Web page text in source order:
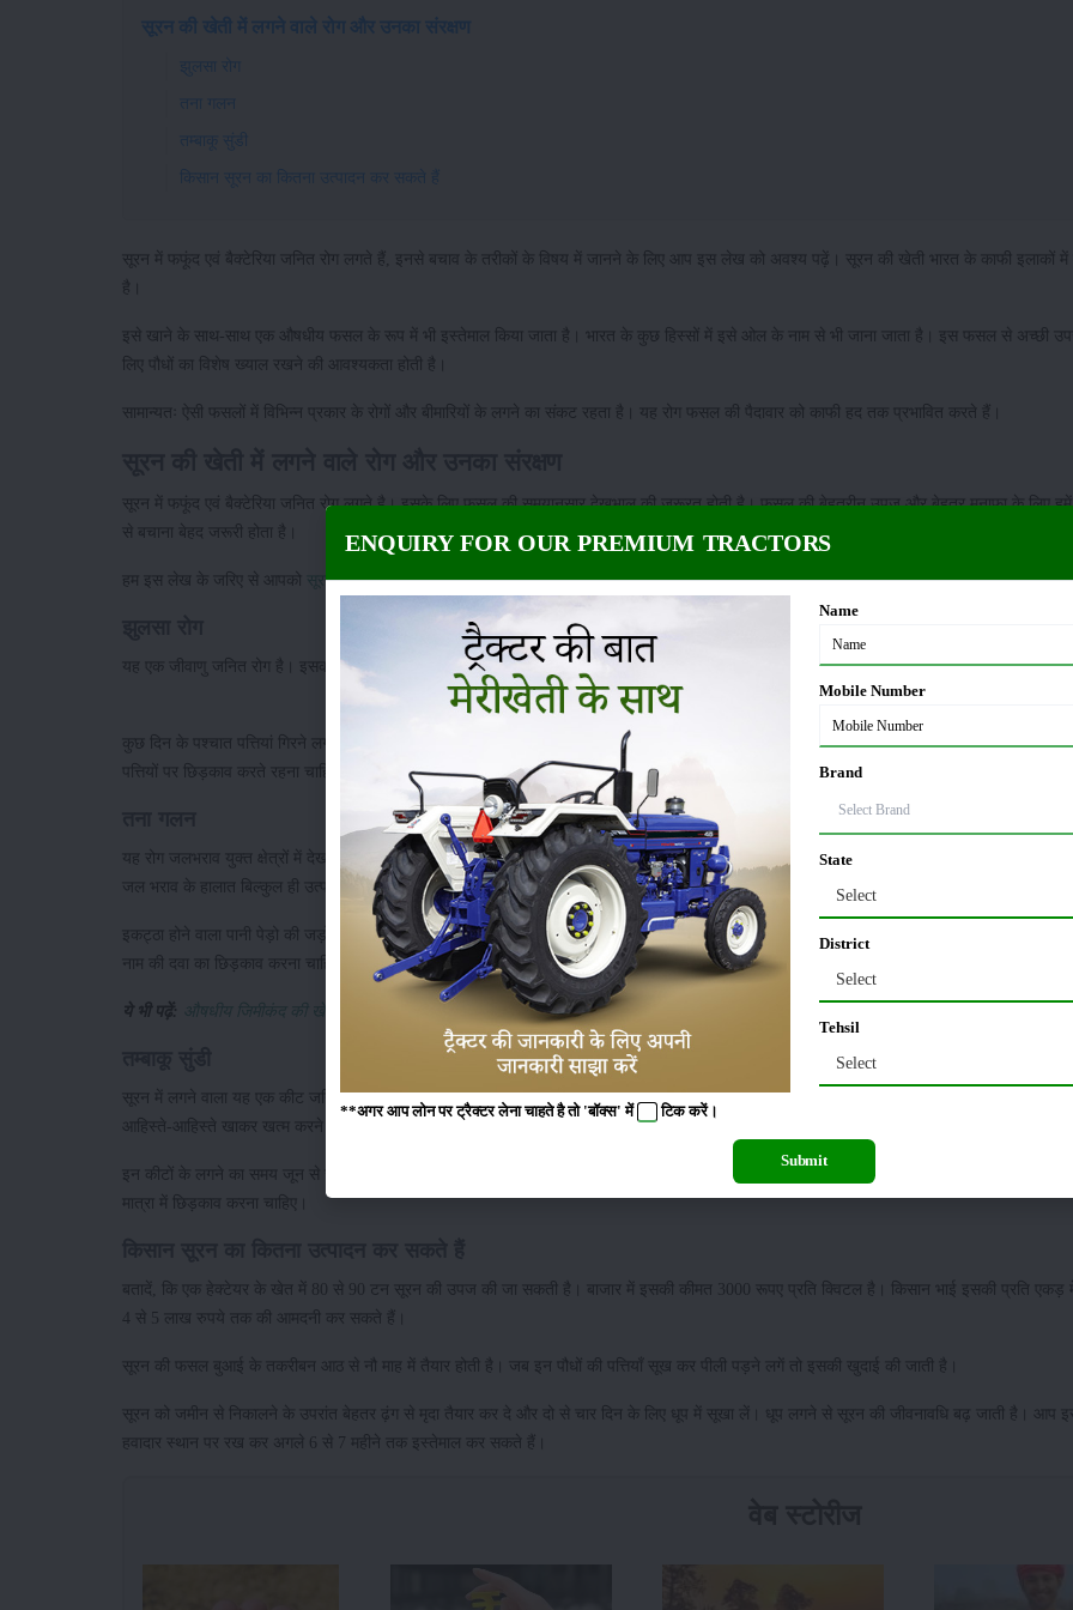
सूरन की खेती में लगने वाले रोग और उनका संरक्षण
झुलसा रोग
तना गलन
तम्बाकू सुंडी
किसान सूरन का कितना उत्पादन कर सकते हैं
सूरन में फफूंद एवं बैक्टेरिया जनित रोग लगते हैं, इनसे बचाव के तरीकों के विषय में जानने के लिए आप इस लेख को अवश्य पढ़ें। सूरन की खेती भारत के काफी इलाकों में
है।
इसे खाने के साथ-साथ एक औषधीय फसल के रूप में भी इस्तेमाल किया जाता है। भारत के कुछ हिस्सों में इसे ओल के नाम से भी जाना जाता है। इस फसल से अच्छी
लिए पौधों का विशेष ख्याल रखने की आवश्यकता होती है।
सामान्यतः ऐसी फसलों में विभिन्न प्रकार के रोगों और बीमारियों के लगने का संकट रहता है। यह रोग फसल की पैदावार को काफी हद तक प्रभावित करते हैं।
सूरन में फफूंद एवं बैक्टेरिया जनित रोग लगते है। इसके लिए फसल की समयानुसार देखभाल की जरूरत होती है। फसल की बेहतरीन उपज और बेहतर मुनाफा के लिए हमें
से बचाना बेहद जरूरी होता है।
हम इस लेख के जरिए से आपको सूरन में लगने वाले रोग और उनके बचावकी प्रक्रिया के विषय में बताने जा रहे हैं।
यह एक जीवाणु जनित रोग है। इसका आक्रमण पौधों पर सितम्बर माह के दौरान होता है। यह सूरन की पत्तियों को खा जाता है, जिससे पौधे की पत्तियों का रंग हल्का भूरा
कुछ दिन के पश्चात पत्तियां गिरने लगती हैं और पौधों की उन्नति रुक जाती है। इससे संरक्षण के लिए सूरन के पौधे पर इंडोफिल और बाविस्टीन के घोल को समुचित मात्रा
पत्तियों पर छिड़काव करते रहना चाहिए।
यह रोग जलभराव युक्त क्षेत्रों में देखा जाता है। इस तरह के रोग अत्यधिक बरसात वाले स्थानों पर होते हैं। इसके रोकथाम का सबसे बड़ा तरीका यह है, कि आप पेड़ के
जल भराव के हालात बिल्कुल ही उत्पन्न न होने दें।
इकट्ठा होने वाला पानी पेड़ो की जड़ों में गलन पैदा करता है, जिस वजह से पौधे कमजोर होकर नीचे गिरने लगते हैं। पौधे के तने को सड़ने से बचाने के लिए इसकी जड़ों
नाम की दवा का छिड़काव करना चाहिए।
ये भी पढ़ें: औषधीय जिमीकंद की खेती कैसे करें (Elephant Yam in Hindi)
सूरन में लगने वाला यह एक कीट जनित रोग है। इस तम्बाकू सुंडी कीट का लार्वा काफी ज्यादा आक्रमक होता है। इसके लार्वा का रंग हल्का सफेद होता है। यह पौधों की
आहिस्ते-आहिस्ते खाकर खत्म करने लगता है।
इन कीटों के लगने का समय जून से जुलाई माह के मध्य होता है। सूरन के पौधों पर लगने वाले इस रोग से संरक्षण हेतु मेन्कोजेब, कॉपर ऑक्सीक्लोराइड एवं थायोफनेट की
मात्रा में छिड़काव करना चाहिए।
बतादें, कि एक हेक्टेयर के खेत में 80 से 90 टन सूरन की उपज की जा सकती है। बाजार में इसकी कीमत 3000 रूपए प्रति क्विटल है। किसान भाई इसकी प्रति एकड़
4 से 5 लाख रुपये तक की आमदनी कर सकते हैं।
सूरन की फसल बुआई के तकरीबन आठ से नौ माह में तैयार होती है। जब इन पौधों की पत्तियाँ सूख कर पीली पड़ने लगें तो इसकी खुदाई की जाती है।
सूरन को जमीन से निकालने के उपरांत बेहतर ढ़ंग से मृदा तैयार कर दे और दो से चार दिन के लिए धूप में सूखा लें। धूप लगने से सूरन की जीवनावधि बढ़ जाती है। आप
हवादार स्थान पर रख कर अगले 6 से 7 महीने तक इस्तेमाल कर सकते हैं।
ENQUIRY FOR OUR PREMIUM TRACTORS
Name
Mobile Number
Brand
State
Select
District
Select
Tehsil
Select
**अगर आप लोन पर ट्रैक्टर लेना चाहते है तो 'बॉक्स' में टिककरें।
Submit